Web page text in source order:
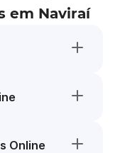
em Naviraí
Online